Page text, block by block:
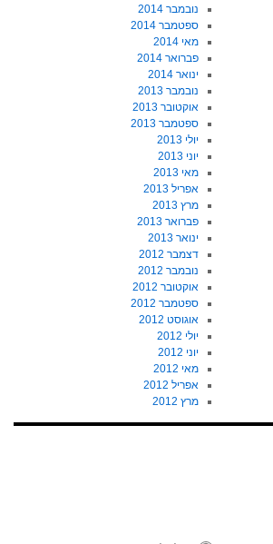
נובמבר 2014
ספטמבר 2014
מאי 2014
פברואר 2014
ינואר 2014
נובמבר 2013
אוקטובר 2013
ספטמבר 2013
יולי 2013
יוני 2013
מאי 2013
אפריל 2013
מרץ 2013
פברואר 2013
ינואר 2013
דצמבר 2012
נובמבר 2012
אוקטובר 2012
ספטמבר 2012
אוגוסט 2012
יולי 2012
יוני 2012
מאי 2012
אפריל 2012
מרץ 2012